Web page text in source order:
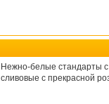
Нежно-белые стандарты
сливовые с прекрасной